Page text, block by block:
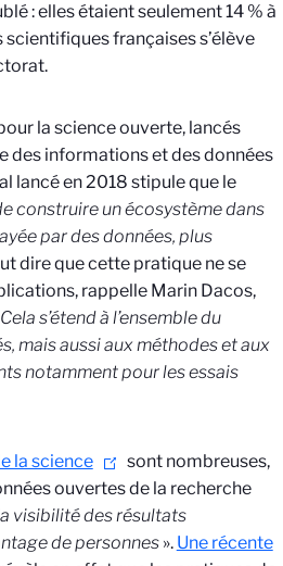
: elles étaient seulement 14 % à
françaises s’élève
la science ouverte, lancés
des informations et des données
lancé en 2018 stipule que le
construire un écosystème dans
par des données, plus
dire que cette pratique ne se
rappelle Marin Dacos,
Cela s’étend à l’ensemble du
mais aussi aux méthodes et aux
notamment pour les essais
la science
sont nombreuses,
ouvertes de la recherche
visibilité des résultats
de personnes». Une récente